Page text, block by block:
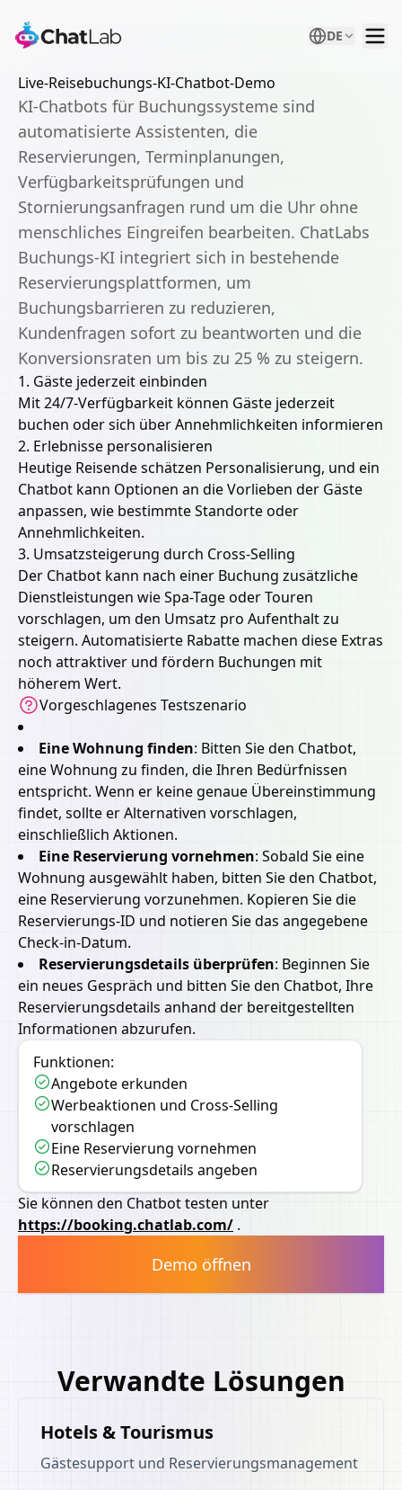
DE
Live-Reisebuchungs-KI-Chatbot-Demo
KI-Chatbots für Buchungssysteme sind
automatisierte Assistenten, die
Reservierungen, Terminplanungen,
Verfügbarkeitsprüfungen und
Stornierungsanfragen rund um die Uhr ohne
menschliches Eingreifen bearbeiten. ChatLabs
Buchungs-KI integriert sich in bestehende
Reservierungsplattformen, um
Buchungsbarrieren zu reduzieren,
Kundenfragen sofort zu beantworten und die
Konversionsraten um bis zu 25 % zu steigern.
1. Gäste jederzeit einbinden
Mit 24/7-Verfügbarkeit können Gäste jederzeit
buchen oder sich über Annehmlichkeiten informieren
2. Erlebnisse personalisieren
Heutige Reisende schätzen Personalisierung, und ein
Chatbot kann Optionen an die Vorlieben der Gäste
anpassen, wie bestimmte Standorte oder
Annehmlichkeiten.
3. Umsatzsteigerung durch Cross-Selling
Der Chatbot kann nach einer Buchung zusätzliche
Dienstleistungen wie Spa-Tage oder Touren
vorschlagen, um den Umsatz pro Aufenthalt zu
steigern. Automatisierte Rabatte machen diese Extras
noch attraktiver und fördern Buchungen mit
höherem Wert.
Vorgeschlagenes Testszenario
Eine Wohnung finden: Bitten Sie den Chatbot,
eine Wohnung zu finden, die Ihren Bedürfnissen
entspricht. Wenn er keine genaue Übereinstimmung
findet, sollte er Alternativen vorschlagen,
einschließlich Aktionen.
Eine Reservierung vornehmen: Sobald Sie eine
Wohnung ausgewählt haben, bitten Sie den Chatbot,
eine Reservierung vorzunehmen. Kopieren Sie die
Reservierungs-ID und notieren Sie das angegebene
Check-in-Datum.
Reservierungsdetails überprüfen: Beginnen Sie
ein neues Gespräch und bitten Sie den Chatbot, Ihre
Reservierungsdetails anhand der bereitgestellten
Informationen abzurufen.
Funktionen:
Angebote erkunden
Werbeaktionen und Cross-Selling
vorschlagen
Eine Reservierung vornehmen
Reservierungsdetails angeben
Sie können den Chatbot testen unter
https://booking.chatlab.com/ .
Demo öffnen
Verwandte Lösungen
Hotels & Tourismus
Gästesupport und Reservierungsmanagement